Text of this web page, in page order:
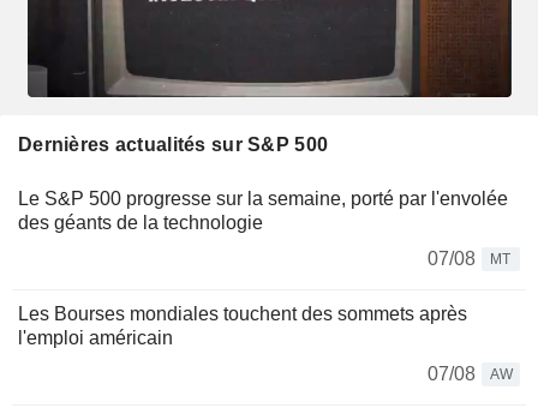
Dernières actualités sur S&P 500
Le S&P 500 progresse sur la semaine, porté par l'envolée
des géants de la technologie
07/08
MT
Les Bourses mondiales touchent des sommets après
l'emploi américain
07/08
AW